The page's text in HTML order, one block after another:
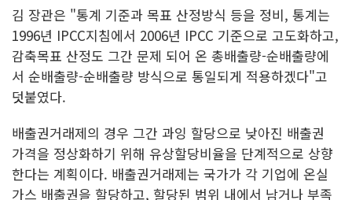
김 장관은 "통계 기준과 목표 산정방식 등을 정비, 통계는
1996년 IPCC지침에서 2006년 IPCC 기준으로 고도화하고,
감축목표 산정도 그간 문제 되어 온 총배출량-순배출량에
서 순배출량-순배출량 방식으로 통일되게 적용하겠다"고
덧붙였다.
배출권거래제의 경우 그간 과잉 할당으로 낮아진 배출권
가격을 정상화하기 위해 유상할당비율을 단계적으로 상향
한다는 계획이다. 배출권거래제는 국가가 각 기업에 온실
가스 배출권을 할당하고, 할당된 범위 내에서 남거나 부족